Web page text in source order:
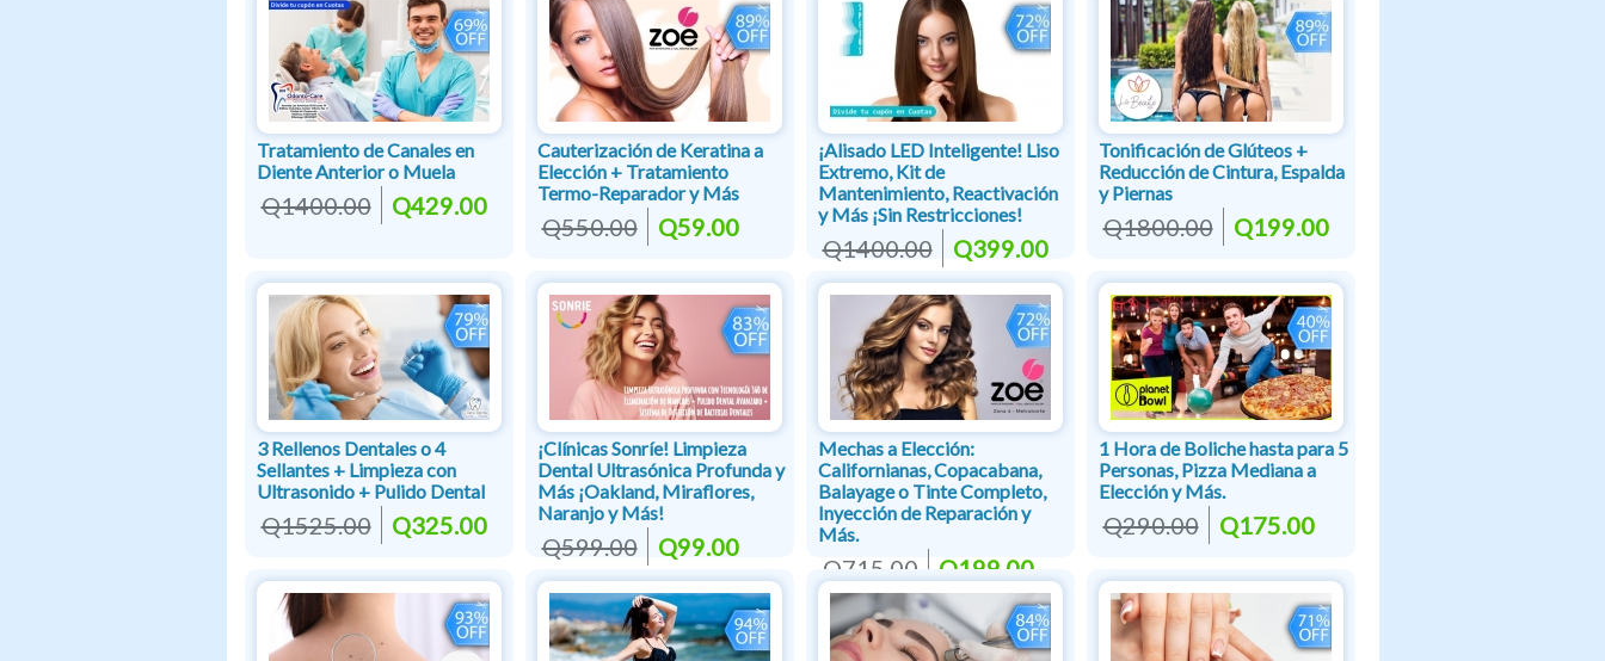
Tratamiento de Canales en
Diente Anterior o Muela
Q1400.00 Q429.00
Cauterización de Keratina a
Elección + Tratamiento
Termo-Reparador y Más
Q550.00 Q59.00
¡Alisado LED Inteligente! Liso
Extremo, Kit de
Mantenimiento, Reactivación
y Más ¡Sin Restricciones!
Q1400.00 Q399.00
Tonificación de Glúteos +
Reducción de Cintura, Espalda
y Piernas
Q1800.00 Q199.00
3 Rellenos Dentales o 4
Sellantes + Limpieza con
Ultrasonido + Pulido Dental
Q1525.00 Q325.00
¡Clínicas Sonríe! Limpieza
Dental Ultrasónica Profunda y
Más ¡Oakland, Miraflores,
Naranjo y Más!
Q599.00 Q99.00
Mechas a Elección:
Californianas, Copacabana,
Balayage o Tinte Completo,
Inyección de Reparación y
Más.
Q715.00 Q199.00
1 Hora de Boliche hasta para 5
Personas, Pizza Mediana a
Elección y Más.
Q290.00 Q175.00